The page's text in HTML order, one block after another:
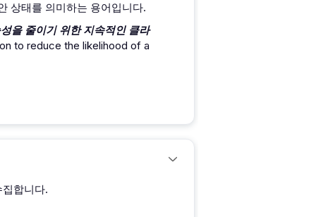
상태를 의미하는 용어입니다.
을 줄이기 위한 지속적인 클라
to reduce the likelihood of a
합니다.